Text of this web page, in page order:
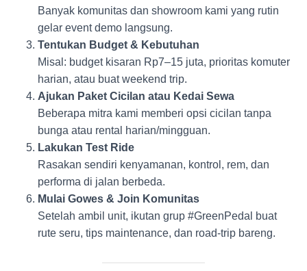
Banyak komunitas dan showroom kami yang rutin
gelar event demo langsung.
Tentukan Budget & Kebutuhan
Misal: budget kisaran Rp7–15 juta, prioritas komuter
harian, atau buat weekend trip.
Ajukan Paket Cicilan atau Kedai Sewa
Beberapa mitra kami memberi opsi cicilan tanpa
bunga atau rental harian/mingguan.
Lakukan Test Ride
Rasakan sendiri kenyamanan, kontrol, rem, dan
performa di jalan berbeda.
Mulai Gowes & Join Komunitas
Setelah ambil unit, ikutan grup #GreenPedal buat
rute seru, tips maintenance, dan road-trip bareng.